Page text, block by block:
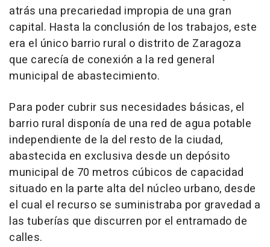
atrás una precariedad impropia de una gran
capital. Hasta la conclusión de los trabajos, este
era el único barrio rural o distrito de Zaragoza
que carecía de conexión a la red general
municipal de abastecimiento.
Para poder cubrir sus necesidades básicas, el
barrio rural disponía de una red de agua potable
independiente de la del resto de la ciudad,
abastecida en exclusiva desde un depósito
municipal de 70 metros cúbicos de capacidad
situado en la parte alta del núcleo urbano, desde
el cual el recurso se suministraba por gravedad a
las tuberías que discurren por el entramado de
calles.